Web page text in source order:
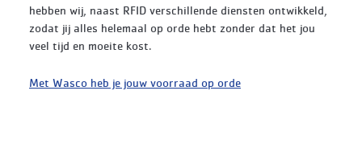
hebben wij, naast RFID verschillende diensten ontwikkeld,
zodat jij alles helemaal op orde hebt zonder dat het jou
veel tijd en moeite kost.
Met Wasco heb je jouw voorraad op orde